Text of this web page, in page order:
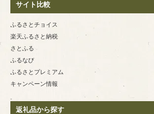
サイト比較
ふるさとチョイス
楽天ふるさと納税
さとふる
ふるなび
ふるさとプレミアム
キャンペーン情報
返礼品から探す